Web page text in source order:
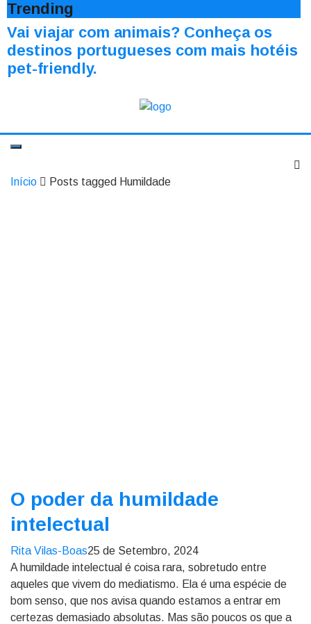
Trending
Vai viajar com animais? Conheça os
destinos portugueses com mais hotéis
pet-friendly.
Início Posts tagged Humildade
O poder da humildade
intelectual
Rita Vilas-Boas25 de Setembro, 2024
A humildade intelectual é coisa rara, sobretudo entre
aqueles que vivem do mediatismo. Ela é uma espécie de
bom senso, que nos avisa quando estamos a entrar em
certezas demasiado absolutas. Mas são poucos os que a